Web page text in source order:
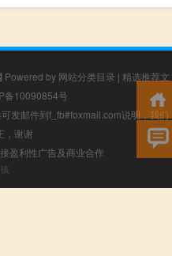
Powered by 网站分类目录 | 精选推荐文
备10090854号
发邮件到f_fb#foxmail.com说明，我们
，谢谢
盈利性广告及商业合作